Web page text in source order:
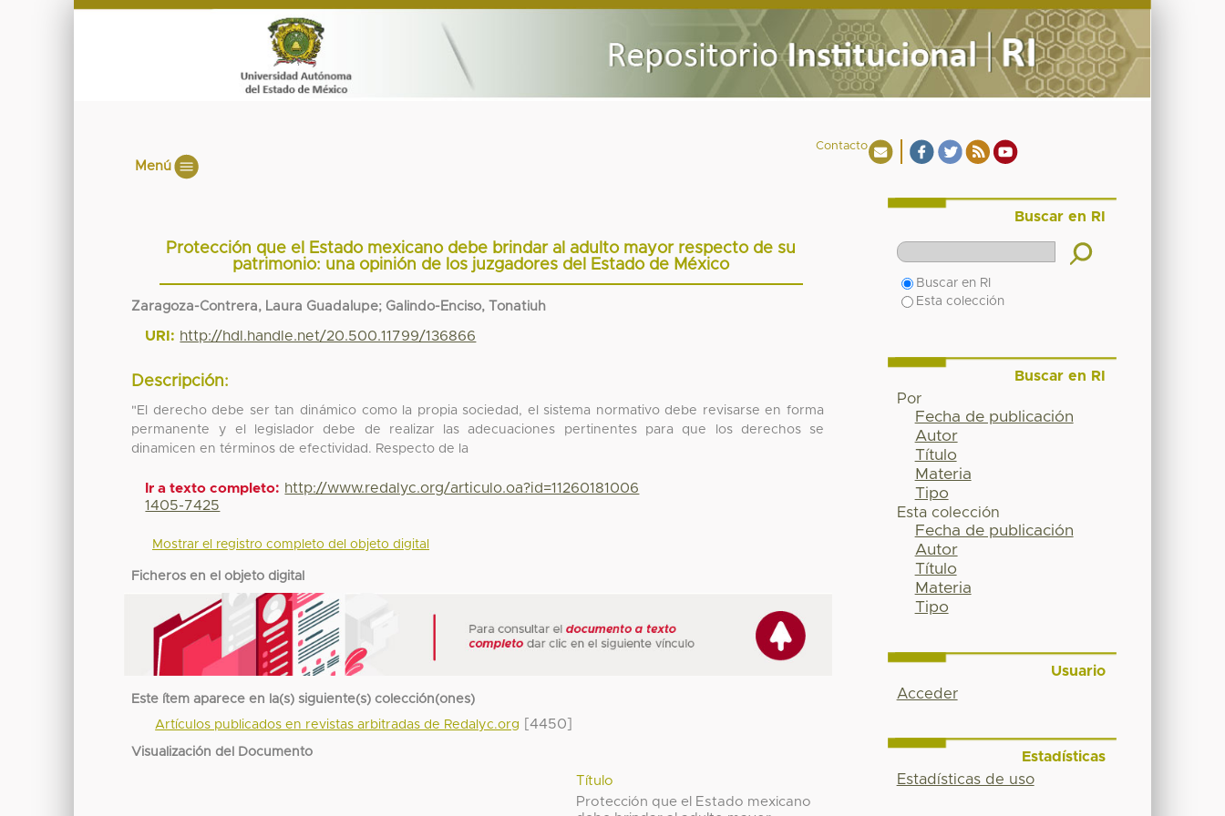
Contacto
Menú
Protección que el Estado mexicano debe brindar al adulto mayor respecto de su
patrimonio: una opinión de los juzgadores del Estado de México
Zaragoza-Contrera, Laura Guadalupe; Galindo-Enciso, Tonatiuh
URI: http://hdl.handle.net/20.500.11799/136866
Descripción:
"El derecho debe ser tan dinámico como la propia sociedad, el sistema normativo debe revisarse en forma
permanente y el legislador debe de realizar las adecuaciones pertinentes para que los derechos se
dinamicen en términos de efectividad. Respecto de la
Ir a texto completo: http://www.redalyc.org/articulo.oa?id=11260181006
1405-7425
Mostrar el registro completo del objeto digital
Ficheros en el objeto digital
Este ítem aparece en la(s) siguiente(s) colección(ones)
Artículos publicados en revistas arbitradas de Redalyc.org
[4450]
Visualización del Documento
Título
Protección que el Estado mexicano
Buscar en RI
Buscar en RI
Esta colección
Buscar en RI
Por
Fecha de publicación
Autor
Título
Materia
Tipo
Esta colección
Fecha de publicación
Autor
Título
Materia
Tipo
Usuario
Acceder
Estadísticas
Estadísticas de uso